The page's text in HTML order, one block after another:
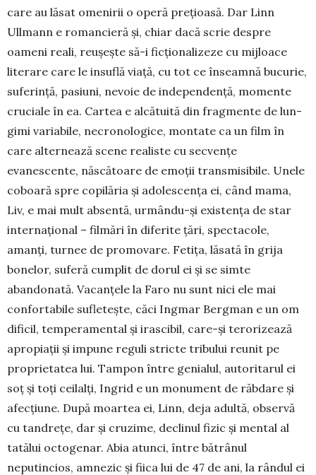
care au lăsat omenirii o operă pre­țioasă. Dar Linn
Ullmann e ro­man­cieră și, chiar dacă scrie des­pre
oameni reali, reușește să-i fic­ționalizeze cu mijloace
literare care le insuflă viață, cu tot ce în­seam­nă bucurie,
suferință, pa­si­uni, nevoie de independență, mo­men­te
cruciale în ea. Cartea e al­că­tuită din fragmente de lun­
gimi variabile, necrono­lo­gice, montate ca un film în
care alternează scene realiste cu sec­vențe
evanescente, năs­că­toare de emoții trans­misibile. Unele
coboară spre copilăria și adolescența ei, când mama,
Liv, e mai mult ab­sentă, urmându-și existența de star
internațional – filmări în di­ferite țări, spectacole,
amanți, tur­nee de promovare. Fetița, lăsată în grija
bonelor, suferă cumplit de dorul ei și se simte
abandonată. Vacanțele la Faro nu sunt nici ele mai
confortabile sufletește, căci Ingmar Bergman e un om
dificil, temperamental și irascibil, care-și terorizează
apropiații și impune reguli stricte tribului reunit pe
proprietatea lui. Tampon între genialul, autoritarul ei
soț și toți ceilalți, Ingrid e un monument de răbdare și
afecțiune. După moar­tea ei, Linn, deja adultă, observă
cu tandrețe, dar și cruzime, de­clinul fizic și mental al
tatălui oc­to­genar. Abia atunci, între bă­trânul
neputincios, amnezic și fiica lui de 47 de ani, la rândul ei